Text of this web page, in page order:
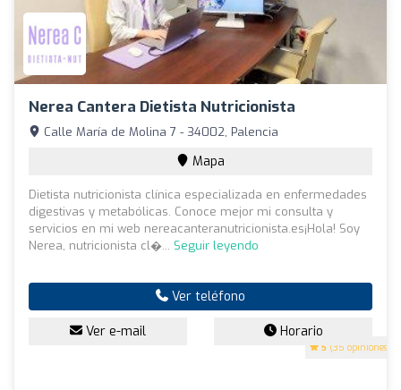
Nerea Cantera Dietista Nutricionista
5 (35 opiniones)
Calle María de Molina 7 - 34002, Palencia
Mapa
Dietista nutricionista clínica especializada en enfermedades
digestivas y metabólicas. Conoce mejor mi consulta y
servicios en mi web nereacanteranutricionista.es¡Hola! Soy
Nerea, nutricionista cl�... Seguir leyendo
Ver teléfono
Ver e-mail Horario